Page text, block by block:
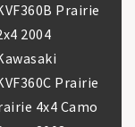
Prairie
2004
Prairie
4x4 Camo